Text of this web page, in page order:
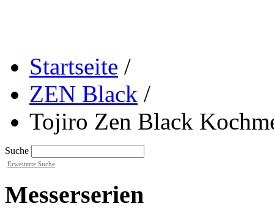
Startseite /
ZEN Black /
Tojiro Zen Black
Suche
Erweiterte Suche
Messerserien